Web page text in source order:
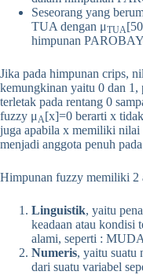
Seseorang yang
TUA dengan μTUA
himpunan
Jika pada himpunan crips,
kemungkinan yaitu 0 dan 1,
terletak pada rentang 0
fuzzy μA[x]=0 berarti x
juga apabila x memiliki nilai
menjadi anggota penuh
Himpunan fuzzy memiliki 2
Linguistik, yaitu
keadaan atau kondisi
alami, seperti :
Numeris, yaitu suatu
dari suatu variabel